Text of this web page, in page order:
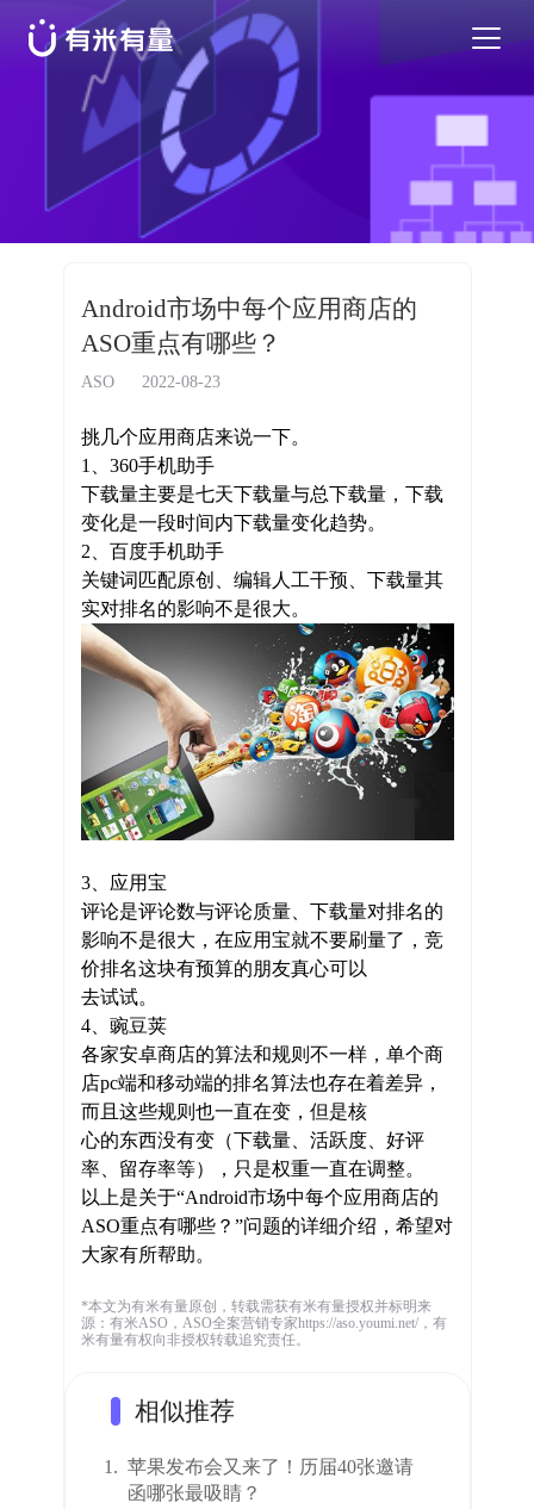
苹果应用商店优化
安卓应用商店优化
优秀案例
EN
Android市场中每个应用商店的
ASO重点有哪些？
ASO 2022-08-23
挑几个应用商店来说一下。
1、360手机助手
下载量主要是七天下载量与总下载量，下载
变化是一段时间内下载量变化趋势。
2、百度手机助手
关键词匹配原创、编辑人工干预、下载量其
实对排名的影响不是很大。
3、应用宝
评论是评论数与评论质量、下载量对排名的
影响不是很大，在应用宝就不要刷量了，竞
价排名这块有预算的朋友真心可以
去试试。
4、豌豆荚
各家安卓商店的算法和规则不一样，单个商
店pc端和移动端的排名算法也存在着差异，
而且这些规则也一直在变，但是核
心的东西没有变（下载量、活跃度、好评
率、留存率等），只是权重一直在调整。
以上是关于“Android市场中每个应用商店的
ASO重点有哪些？”问题的详细介绍，希望对
大家有所帮助。
*本文为有米有量原创，转载需获有米有量授权并标明来
源：有米ASO，ASO全案营销专家https://aso.youmi.net/，有
米有量有权向非授权转载追究责任。
相似推荐
1. 苹果发布会又来了！历届40张邀请
函哪张最吸睛？